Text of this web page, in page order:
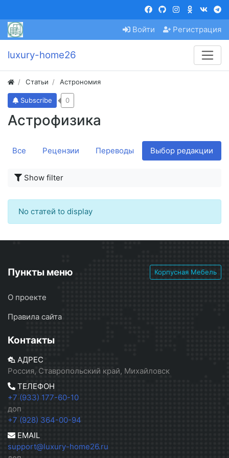
Войти Регистрация
luxury-home26
Статьи Астрономия
Астрофизика
Subscribe 0
Все Рецензии Переводы Выбор редакции
Show filter
No статей to display
Пункты меню Корпусная Мебель
О проекте
Правила сайта
Контакты
АДРЕС
Россия, Ставропольский край, Михайловск
ТЕЛЕФОН
+7 (933) 177-60-10
доп
+7 (928) 364-00-94
EMAIL
support@luxury-home26.ru